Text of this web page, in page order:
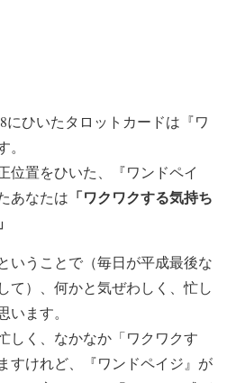
にひいたタロットカードは『ワ
位置をひいた、『ワンドペイ
あなたは 「ワクワクする気持ち
いうことで（毎日が平成最後な
て）、何かと気ぜわしく、忙し
います。
しく、なかなか「ワクワクす
すけれど、『ワンドペイジ』が